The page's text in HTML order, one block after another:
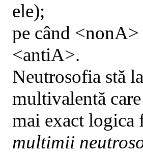
ele);
pe când
<antiA>.
Neutrosofia stă
multivalentă
mai exact logica
multimii